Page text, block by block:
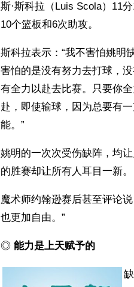
斯·斯科拉（Luis Scola）11
10个篮板和6次助攻。
斯科拉表示：“我不害怕姚明
害怕的是没有努力去打球，
有全力以赴去比赛。只要你
赴，即使输球，因为总要有
能。”
姚明的一次次受伤缺阵，均
的胜赛却让所有人耳目一新。
魔术师约翰逊赛后甚至评论
也更加自由。”
◎ 能力是上天赋予的